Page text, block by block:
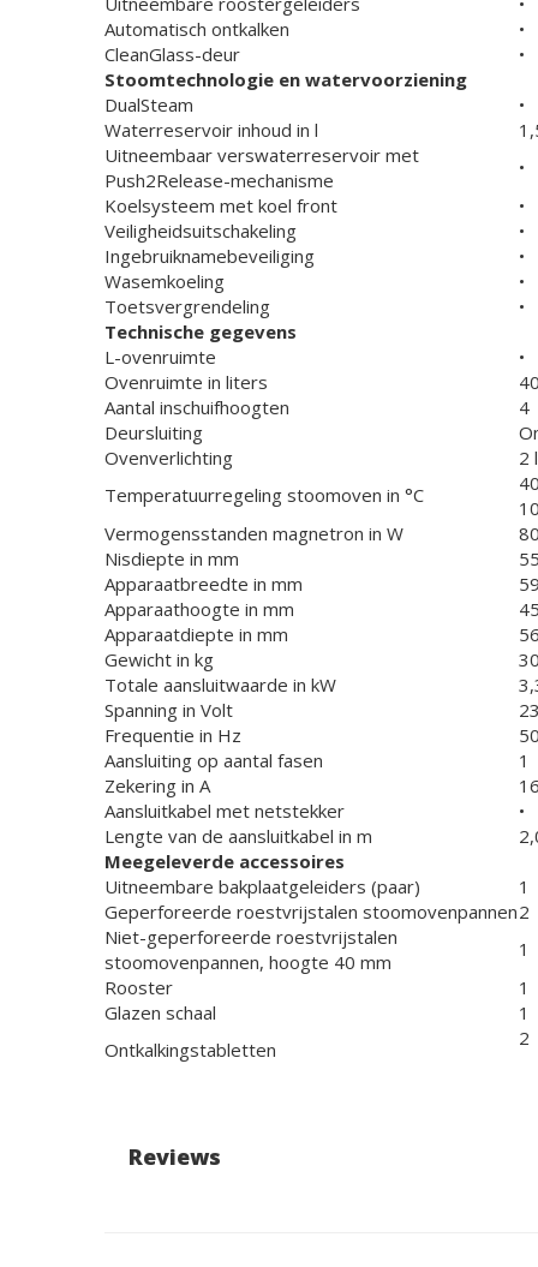
Automatisch ontkalken
•
CleanGlass-deur
•
Stoomtechnologie en watervoorziening
DualSteam
•
Waterreservoir inhoud in l
Uitneembaar verswaterreservoir met
Push2Release-mechanisme
•
Koelsysteem met koel front
•
Veiligheidsuitschakeling
•
Ingebruiknamebeveiliging
•
Wasemkoeling
•
Toetsvergrendeling
•
Technische gegevens
L-ovenruimte
•
Ovenruimte in liters
40
Aantal inschuifhoogten
4
Deursluiting
Ovenverlichting
2
Temperatuurregeling stoomoven in °C
40
Vermogensstanden magnetron in W
Nisdiepte in mm
Apparaatbreedte in mm
Apparaathoogte in mm
Apparaatdiepte in mm
Gewicht in kg
Totale aansluitwaarde in kW
Spanning in Volt
Frequentie in Hz
50
Aansluiting op aantal fasen
1
Zekering in A
16
Aansluitkabel met netstekker
•
Lengte van de aansluitkabel in m
Meegeleverde accessoires
Uitneembare bakplaatgeleiders (paar)
1
Geperforeerde roestvrijstalen stoomovenpannen2
Niet-geperforeerde roestvrijstalen
stoomovenpannen, hoogte 40 mm
1
Rooster
1
Glazen schaal
1
Ontkalkingstabletten
2
Reviews